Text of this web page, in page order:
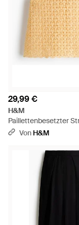
es sich nun um
handelt.
29,99 €
H&M
Paillettenbesetzter
im Häkellook - Natur
Von H&M